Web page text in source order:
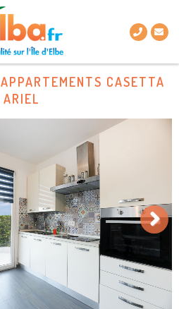
APPARTEMENTS CASETTA
ARIEL
Next